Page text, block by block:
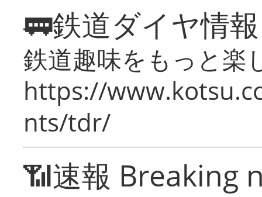
🚃鉄道ダイヤ情
鉄道趣味をもっと楽
https://
nts/tdr/
📶速報 Breaking